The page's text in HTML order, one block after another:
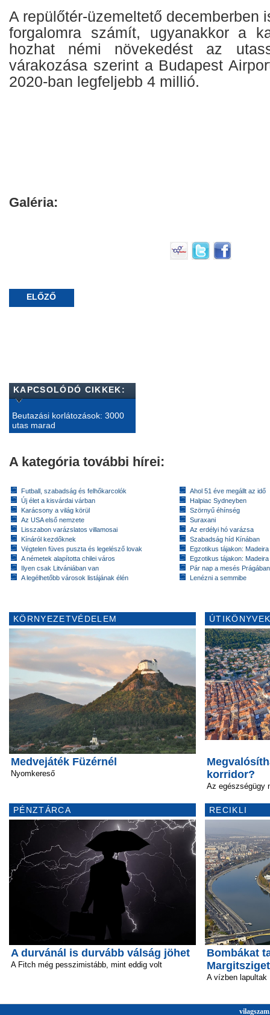
A repülőtér-üzemeltető decemberben
forgalomra számít, ugyanakkor a
hozhat némi növekedést az
várakozása szerint a Budapest
2020-ban legfeljebb 4 millió.
Galéria:
ELŐZŐ
KAPCSOLÓDÓ CIKKEK:
Beutazási korlátozások: 3000
utas marad
A kategória további hírei:
Futball, szabadság és felhőkarcolók
Új élet a kisvárdai várban
Karácsony a világ körül
Az USA első nemzete
Lisszabon varázslatos villamosai
Kínáról kezdőknek
Végtelen füves puszta és legelésző lovak
A németek alapította chilei város
Ilyen csak Litvániában van
A legélhetőbb városok listájának élén
Ahol 51 éve megállt az idő
Halpiac Sydneyben
Szörnyű éhínség
Suraxani
Az erdélyi hó varázsa
Szabadság híd Kínában
Egzotikus tájakon:
Egzotikus tájakon:
Pár nap a mesés Prágában
Lenézni a semmibe
KÖRNYEZETVÉDELEM
Medvejáték Füzérnél
Nyomkereső
PÉNZTÁRCA
A durvánál is durvább válság jöhet
A Fitch még pesszimistább, mint eddig volt
korridor?
Az egészségügy
RECIKLI
Bombákat
A vízben lapultak